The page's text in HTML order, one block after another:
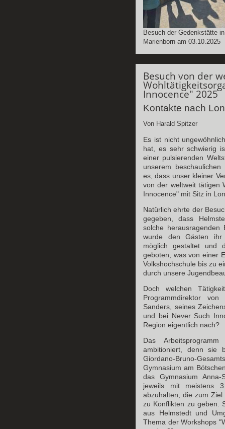
Besuch der Gedenkstätte in
Marienborn am 03.10.2025
Besuch von der
Innocence" 2025
Kontakte nach
Von Harald Spitzer
Es ist nicht
hat, es sehr schwierig
einer pulsierenden
unserem
es, dass unser kleiner
von der weltweit tätigen
Innocence" mit Sitz in
Natürlich ehrte der
gegeben, dass
solche herausragenden
wurde den Gästen ihr
möglich gestaltet und
geboten, was von einer
Volkshochschule bis zu
durch unsere
Doch welchen
Programmdirektor
Sanders, seines
und bei Never Such
Region eigentlich nach?
Das
ambitioniert, denn sie
Giordano-Bruno-
Gymnasium am
das Gymnasium
jeweils mit meistens 3
abzuhalten, die zum
zu Konflikten zu geben.
aus Helmstedt und
Thema der Workshops